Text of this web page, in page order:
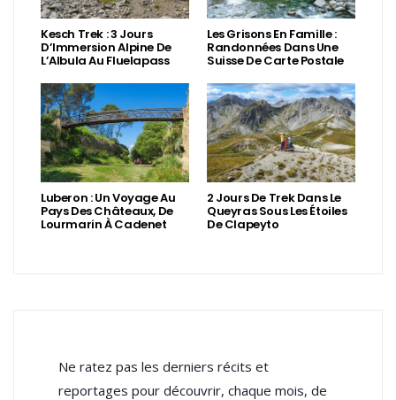
Kesch Trek : 3 Jours
D’Immersion Alpine De
L’Albula Au Fluelapass
Les Grisons En Famille :
Randonnées Dans Une
Suisse De Carte Postale
Luberon : Un Voyage Au
Pays Des Châteaux, De
Lourmarin À Cadenet
2 Jours De Trek Dans Le
Queyras Sous Les Étoiles
De Clapeyto
Ne ratez pas les derniers récits et
reportages pour découvrir, chaque mois, de